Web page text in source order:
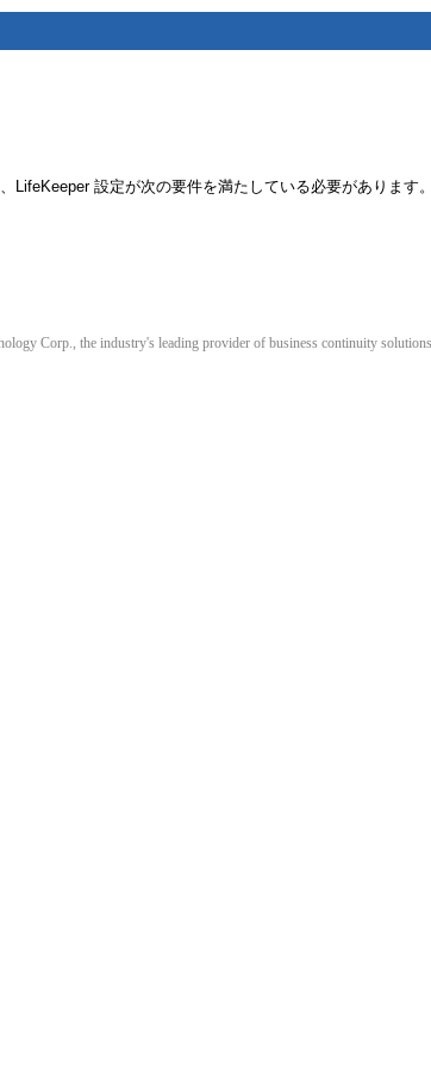
設定が次の要件を満たしている必要がありま
Corp., the industry's leading provider of business continuity